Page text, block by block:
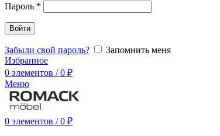
Пароль *
Войти
Забыли свой пароль?
Запомнить меня
Избранное
0 элементов / 0 ₽
Меню
0 элементов / 0 ₽